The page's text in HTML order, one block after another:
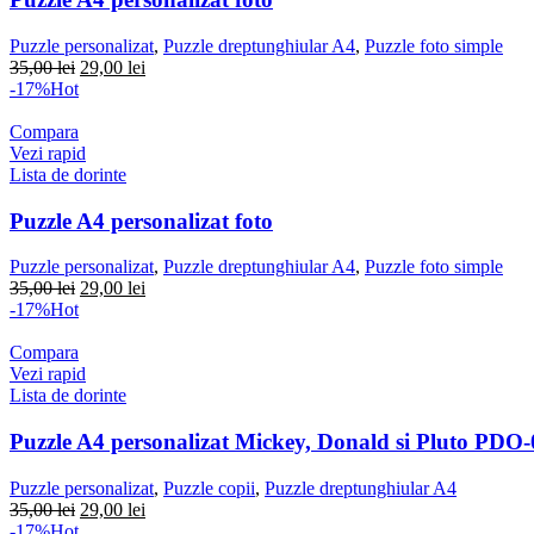
Puzzle personalizat, Puzzle dreptunghiular A4, Puzzle foto simple
35,00lei Prețul
35,00 lei.
29,00 lei
-17%Hot
Compara
Vezi rapid
Lista de dorinte
Puzzle A4 personalizat foto
Puzzle personalizat, Puzzle dreptunghiular A4, Puzzle foto simple
35,00lei Prețul
35,00 lei.
29,00 lei
-17%Hot
Compara
Vezi rapid
Lista de dorinte
Puzzle A4 personalizat Mickey, Donald si Pluto
Puzzle personalizat, Puzzle copii, Puzzle dreptunghiular A4
35,00lei Prețul
29,00 lei